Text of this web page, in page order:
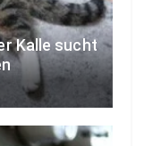
Kalle sucht